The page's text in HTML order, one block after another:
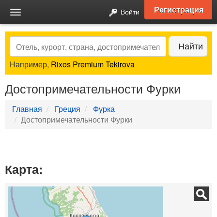
Toggle
navigation
Войти Регистрация
Search Найти
Например, Rixos Premium Tekirova
Достопримечательности Фурки
Главная Греция
Фурка
Достопримечательности Фурки
Карта: